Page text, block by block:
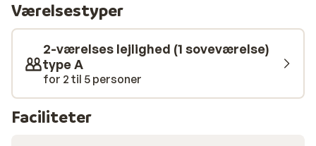
Valoria tilbyder brødservice, således at du kan starte
din dag med lækkert, friskbagt morgenbrød bragt til
døren.
Værelsestyper
2-værelses lejlighed (1 soveværelse)
type A
for 2 til 5 personer
Faciliteter